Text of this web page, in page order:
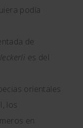
podía
de
leckerli es del
orientales
los
en